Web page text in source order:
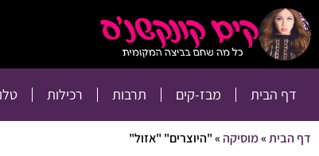
דף הבית מבז-קים תרבות רכילות
דף הבית»מוסיקה»"היוצרים" "אזול"